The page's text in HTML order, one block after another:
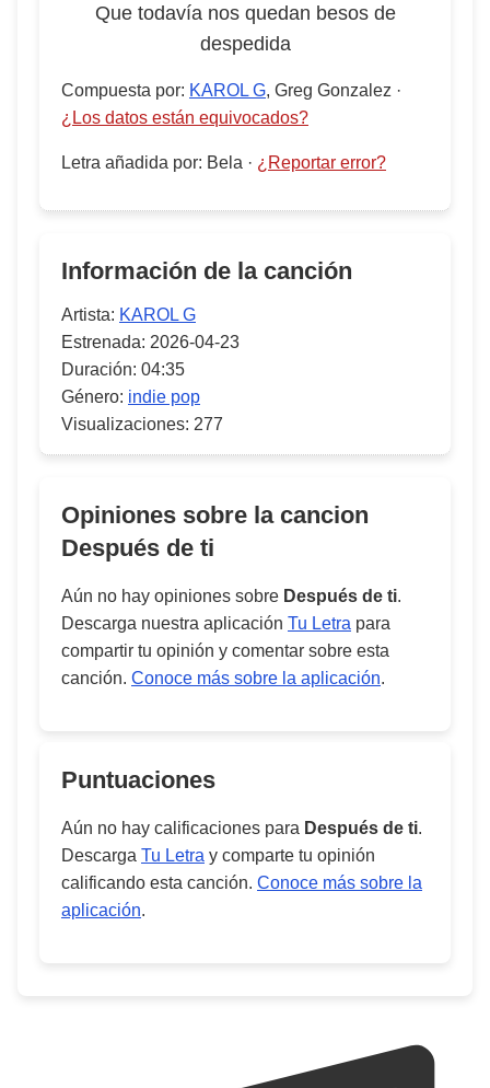
Que todavía nos quedan besos de
despedida
Compuesta por: KAROL G, Greg Gonzalez ·
¿Los datos están equivocados?
Letra añadida por: Bela · ¿Reportar error?
Información de la canción
Artista: KAROL G
Estrenada: 2026-04-23
Duración: 04:35
Género: indie pop
Visualizaciones: 277
Opiniones sobre la cancion
Después de ti
Aún no hay opiniones sobre Después de ti.
Descarga nuestra aplicación Tu Letra para
compartir tu opinión y comentar sobre esta
canción. Conoce más sobre la aplicación.
Puntuaciones
Aún no hay calificaciones para Después de ti.
Descarga Tu Letra y comparte tu opinión
calificando esta canción. Conoce más sobre la
aplicación.